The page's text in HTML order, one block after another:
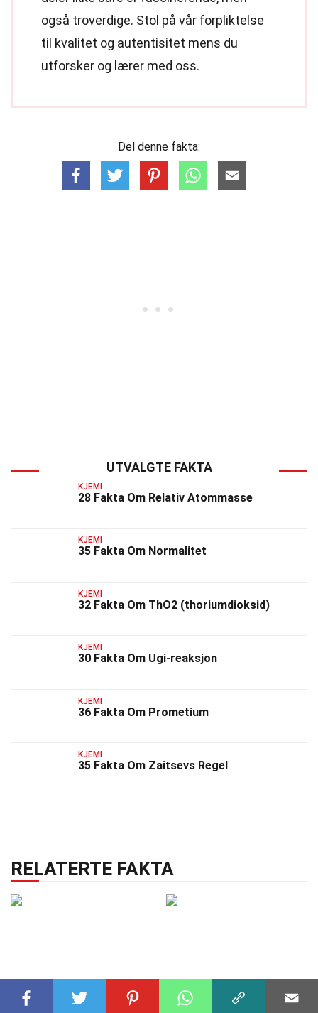
også troverdige. Stol på vår forpliktelse
til kvalitet og autentisitet mens du
utforsker og lærer med oss.
Del denne fakta:
UTVALGTE FAKTA
KJEMI
28 Fakta Om Relativ Atommasse
KJEMI
35 Fakta Om Normalitet
KJEMI
32 Fakta Om ThO2 (thoriumdioksid)
KJEMI
30 Fakta Om Ugi-reaksjon
KJEMI
36 Fakta Om Prometium
KJEMI
35 Fakta Om Zaitsevs Regel
RELATERTE FAKTA